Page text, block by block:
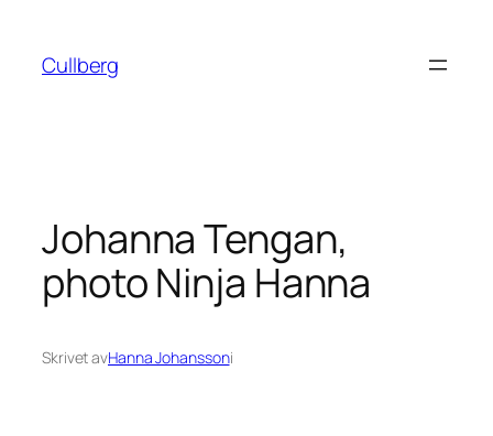
innehåll
Cullberg
Johanna Tengan,
photo Ninja Hanna
Skrivet avHanna Johanssoni